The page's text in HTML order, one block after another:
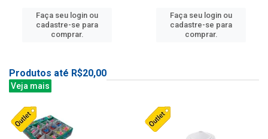
Faça seu login ou
cadastre-se para
comprar.
Faça seu login ou
cadastre-se para
comprar.
Produtos até R$20,00
Veja mais